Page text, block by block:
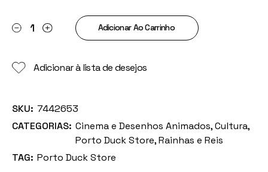
Pato Cavaleiro quantityAdicionar Ao Carrinho
Adicionar à lista de desejos
SKU: 7442653
CATEGORIAS: Cinema e Desenhos Animados,Cultura,
Porto Duck Store,Rainhas e Reis
TAG: Porto Duck Store